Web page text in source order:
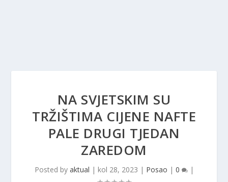
NA SVJETSKIM SU
TRŽIŠTIMA CIJENE NAFTE
PALE DRUGI TJEDAN
ZAREDOM
Posted by aktual | kol 28, 2023 | Posao | 0 |